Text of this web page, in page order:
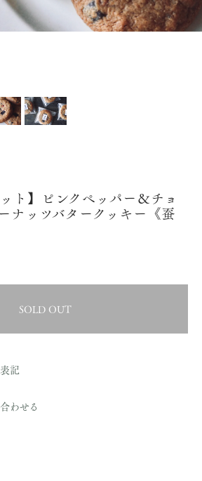
ト】ピンクペッパー＆チョ
ナッツバタークッキー《蚕
SOLD OUT
記
わせる